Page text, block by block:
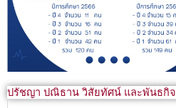
ปรัชญา ปณิธาน วิสัยทัศน์ และพันธกิจ